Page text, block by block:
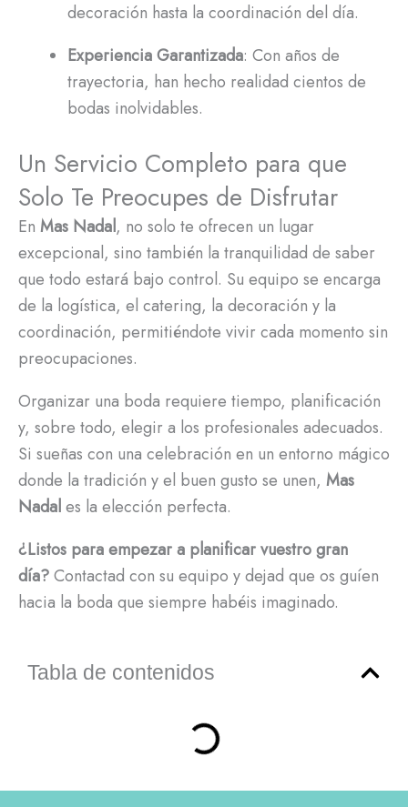
decoración hasta la coordinación del día.
Experiencia Garantizada: Con años de
trayectoria, han hecho realidad cientos de
bodas inolvidables.
Un Servicio Completo para que
Solo Te Preocupes de Disfrutar
En Mas Nadal, no solo te ofrecen un lugar
excepcional, sino también la tranquilidad de saber
que todo estará bajo control. Su equipo se encarga
de la logística, el catering, la decoración y la
coordinación, permitiéndote vivir cada momento sin
preocupaciones.
Organizar una boda requiere tiempo, planificación
y, sobre todo, elegir a los profesionales adecuados.
Si sueñas con una celebración en un entorno mágico
donde la tradición y el buen gusto se unen, Mas
Nadales la elección perfecta.
¿Listos para empezar a planificar vuestro gran
día?Contactad con su equipo y dejad que os guíen
hacia la boda que siempre habéis imaginado.
Tabla de contenidos